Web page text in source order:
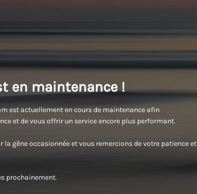
en maintenance !
est actuellement en cours de maintenance afin
et de vous offrir un service encore plus performant.
la gêne occasionnée et vous remercions de votre patience et
prochainement.